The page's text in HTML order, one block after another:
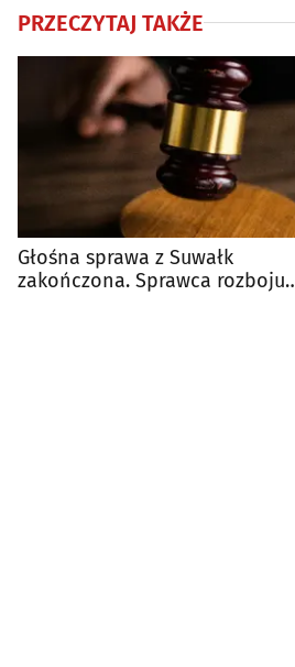
PRZECZYTAJ TAKŻE
Głośna sprawa z Suwałk
zakończona. Sprawca rozboju